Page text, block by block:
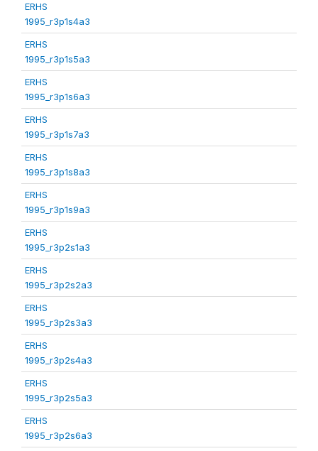
ERHS
1995_r3p1s4a3
ERHS
1995_r3p1s5a3
ERHS
1995_r3p1s6a3
ERHS
1995_r3p1s7a3
ERHS
1995_r3p1s8a3
ERHS
1995_r3p1s9a3
ERHS
1995_r3p2s1a3
ERHS
1995_r3p2s2a3
ERHS
1995_r3p2s3a3
ERHS
1995_r3p2s4a3
ERHS
1995_r3p2s5a3
ERHS
1995_r3p2s6a3